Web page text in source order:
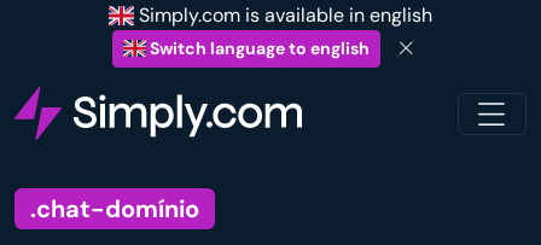
Simply.com is available in english
Switch language to english
.chat-domínio